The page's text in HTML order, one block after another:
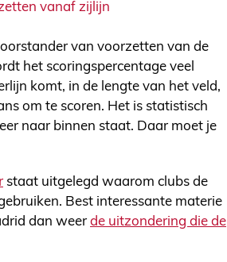
vanaf zijlijn
van voorzetten van de
het scoringspercentage veel
komt, in de lengte van het veld,
om te scoren. Het is statistisch
naar binnen staat. Daar moet je
staat uitgelegd waarom clubs de
Best interessante materie
dan weer de uitzondering die de